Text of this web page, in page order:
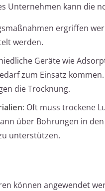
Unternehmen kann die
ergriffen
werden.
Geräte wie
zum Einsatz
die Trocknung.
Oft muss trockene
über Bohrungen in
unterstützen.
können angewendet